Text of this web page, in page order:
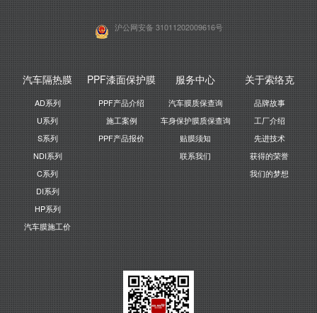
沪公网安备 31011202009616号
汽车隔热膜
AD系列
U系列
S系列
NDI系列
C系列
DI系列
HP系列
汽车膜施工价
PPF漆面保护膜
PPF产品介绍
施工案例
PPF产品报价
服务中心
汽车膜质保查询
车身保护膜质保查询
贴膜须知
联系我们
关于索络克
品牌故事
工厂介绍
先进技术
获得的荣誉
我们的梦想